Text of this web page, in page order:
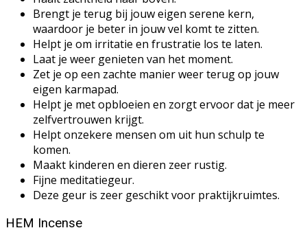
Brengt je terug bij jouw eigen serene kern,
waardoor je beter in jouw vel komt te zitten.
Helpt je om irritatie en frustratie los te laten.
Laat je weer genieten van het moment.
Zet je op een zachte manier weer terug op jouw
eigen karmapad.
Helpt je met opbloeien en zorgt ervoor dat je meer
zelfvertrouwen krijgt.
Helpt onzekere mensen om uit hun schulp te
komen.
Maakt kinderen en dieren zeer rustig.
Fijne meditatiegeur.
Deze geur is zeer geschikt voor praktijkruimtes.
HEM Incense